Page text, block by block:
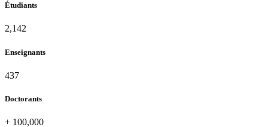
Étudiants
2,142
Enseignants
437
Doctorants
+ 100,000